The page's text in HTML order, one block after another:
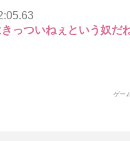
っついねぇという奴だ
ゲー